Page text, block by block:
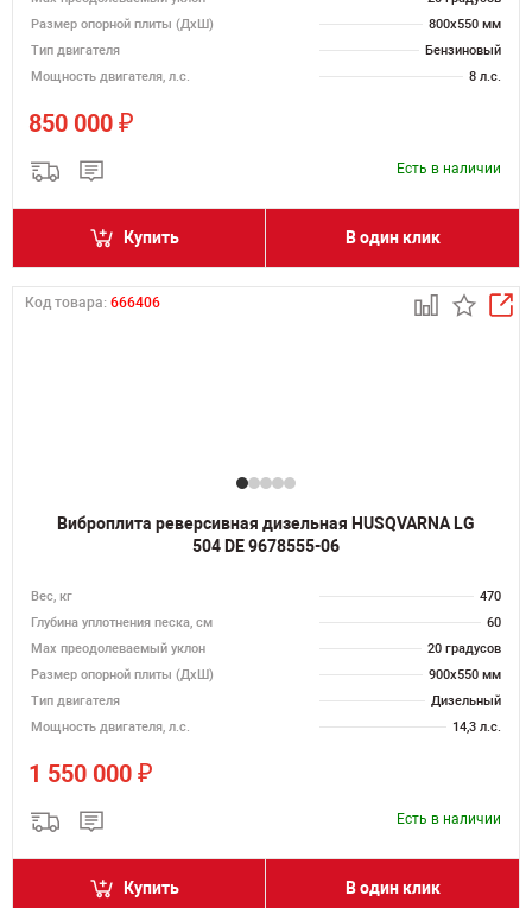
Размер опорной плиты (ДхШ)
800х550 мм
Тип двигателя
Бензиновый
Мощность двигателя, л.с.
8 л.с.
850 000 ₽
Есть в наличии
Купить В один клик
Код товара: 666406
Виброплита реверсивная дизельная HUSQVARNA LG
504 DE 9678555-06
Вес, кг
470
Глубина уплотнения песка, см
60
Max преодолеваемый уклон
20 градусов
Размер опорной плиты (ДхШ)
900х550 мм
Тип двигателя
Дизельный
Мощность двигателя, л.с.
14,3 л.с.
1 550 000 ₽
Есть в наличии
Купить В один клик